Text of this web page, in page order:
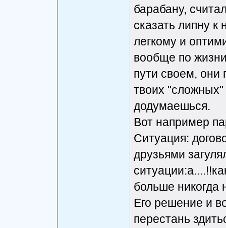
барабану,
сказать липну к
легкому и
вообще по
пути своем,
твоих
додумаешься.
Вот например
Ситуация:
друзьями
больше никогда
Его решение и
перестань